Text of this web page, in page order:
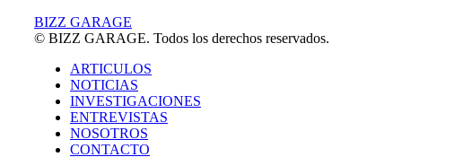
BIZZ GARAGE
© BIZZ GARAGE. Todos los derechos reservados.
ARTICULOS
NOTICIAS
INVESTIGACIONES
ENTREVISTAS
NOSOTROS
CONTACTO